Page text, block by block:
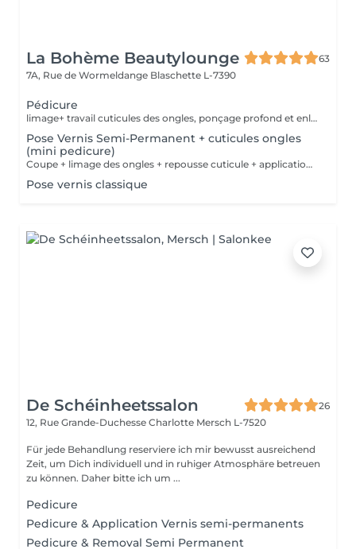
La Bohème Beautylounge
63
7A, Rue de Wormeldange Blaschette L-7390
Pédicure
limage+ travail cuticules des ongles, ponçage profond et enlèvement des peaux mortes des pieds + peeling
Pose Vernis Semi-Permanent + cuticules ongles
(mini pedicure)
Coupe + limage des ongles + repousse cuticule + application vernis semi-permanent ( contrairement à la pédicure complète on ne travaille pas les peaux ni les talons des pieds)
Pose vernis classique
De Schéinheetssalon
26
12, Rue Grande-Duchesse Charlotte Mersch L-7520
Für jede Behandlung reserviere ich mir bewusst ausreichend
Zeit, um Dich individuell und in ruhiger Atmosphäre betreuen
zu können. Daher bitte ich um ...
Pedicure
Pedicure & Application Vernis semi-permanents
Pedicure & Removal Semi Permanent